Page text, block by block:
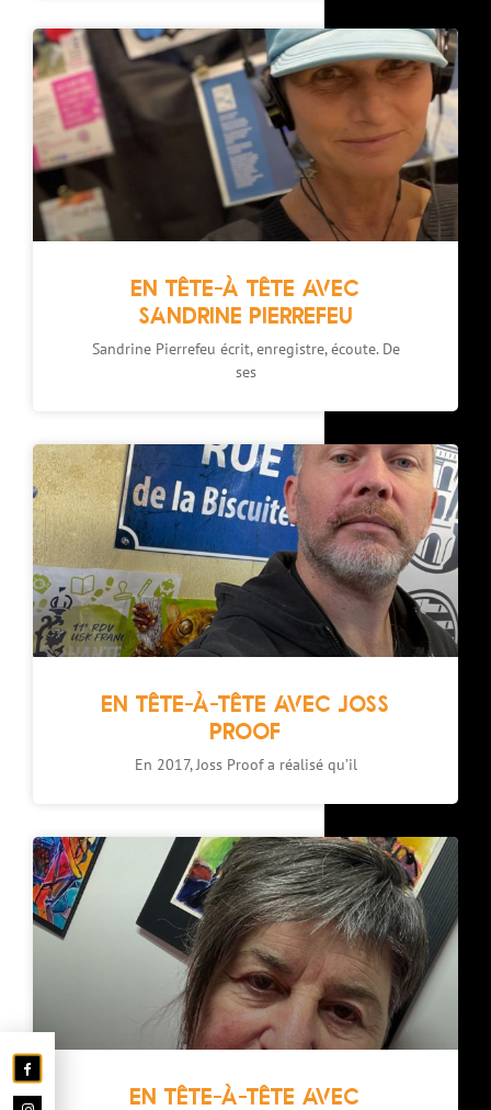
EN TÊTE-À TÊTE AVEC
SANDRINE PIERREFEU
Sandrine Pierrefeu écrit, enregistre, écoute. De
ses
EN TÊTE-À-TÊTE AVEC JOSS
PROOF
En 2017, Joss Proof a réalisé qu’il
EN TÊTE-À-TÊTE AVEC